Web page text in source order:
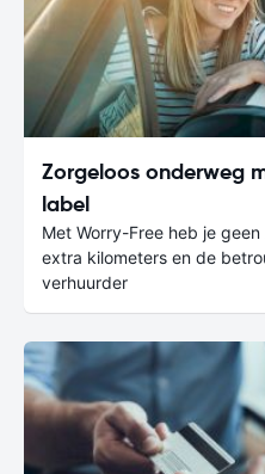
Zorgeloos onderweg
label
Met Worry-Free heb je
extra kilometers en de
verhuurder